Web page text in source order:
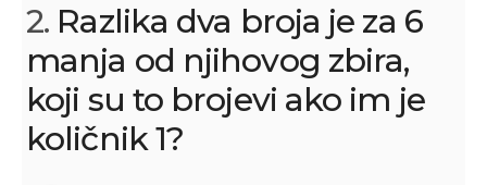
2. Razlika dva broja je za 6
manja od njihovog zbira,
koji su to brojevi ako im je
količnik 1?